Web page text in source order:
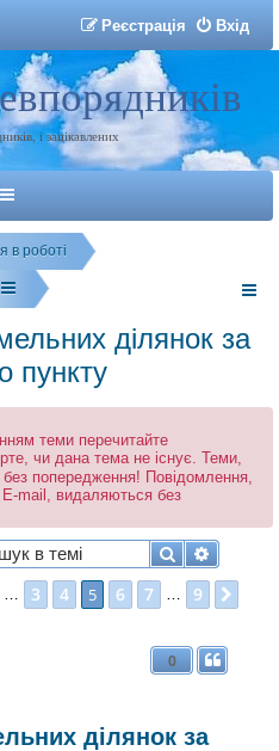
Вхід
Реєстрація
і зацікавлених
в роботі
ділянок за
пункту
теми перечитайте
чи дана тема не існує. Теми,
попередження! Повідомлення,
E-mail, видаляються без
Пошук
з
… 3 4 5 6 7 … 9
ділянок за
0